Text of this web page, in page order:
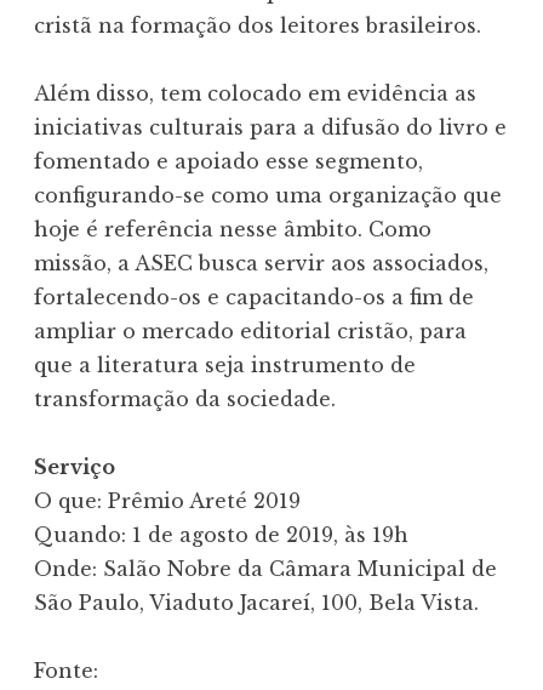
cristã na formação dos leitores brasileiros.
Além disso, tem colocado em evidência as
iniciativas culturais para a difusão do livro e
fomentado e apoiado esse segmento,
configurando-se como uma organização que
hoje é referência nesse âmbito. Como
missão, a ASEC busca servir aos associados,
fortalecendo-os e capacitando-os a fim de
ampliar o mercado editorial cristão, para
que a literatura seja instrumento de
transformação da sociedade.
Serviço
O que: Prêmio Areté 2019
Quando: 1 de agosto de 2019, às 19h
Onde: Salão Nobre da Câmara Municipal de
São Paulo, Viaduto Jacareí, 100, Bela Vista.
Fonte: